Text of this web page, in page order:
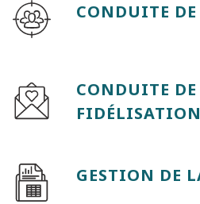
CONDUITE
CONDUITE
FIDÉLISATION
GESTION DE